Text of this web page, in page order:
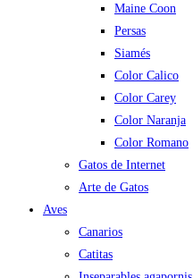
Maine Coon
Persas
Siamés
Color Calico
Color Carey
Color Naranja
Color Romano
Gatos de Internet
Arte de Gatos
Aves
Canarios
Catitas